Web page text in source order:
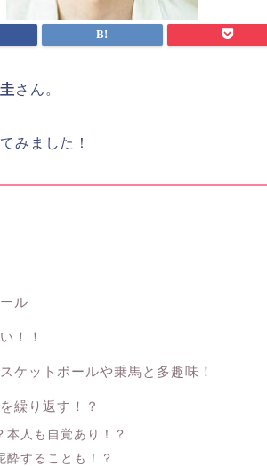
さん。
みました！
ル
！！
ケットボールや乗馬と多趣味！
繰り返す！？
本人も自覚あり！？
酔することも！？